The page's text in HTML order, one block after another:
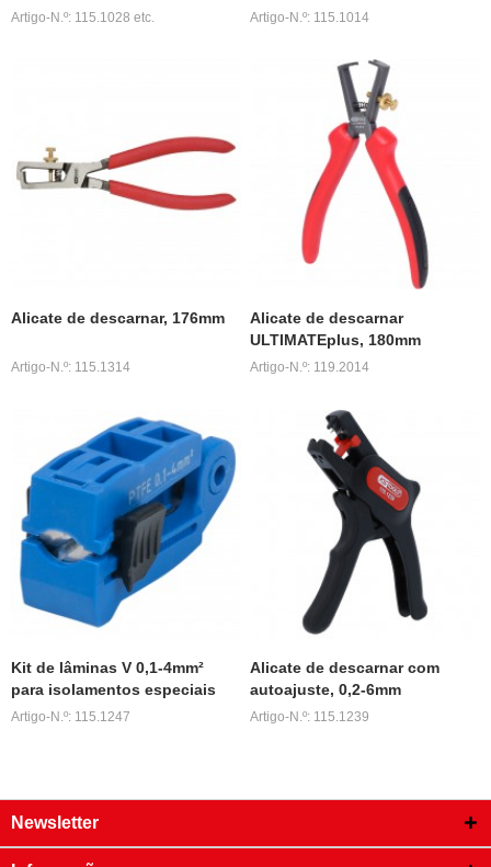
Artigo-N.º: 115.1028 etc. Artigo-N.º: 115.1014
Alicate de descarnar, 176mm
Artigo-N.º: 115.1314
Alicate de descarnar
ULTIMATEplus, 180mm
Artigo-N.º: 119.2014
Kit de lâminas V 0,1-4mm²
para isolamentos especiais
Artigo-N.º: 115.1247
Alicate de descarnar com
autoajuste, 0,2-6mm
Artigo-N.º: 115.1239
Newsletter